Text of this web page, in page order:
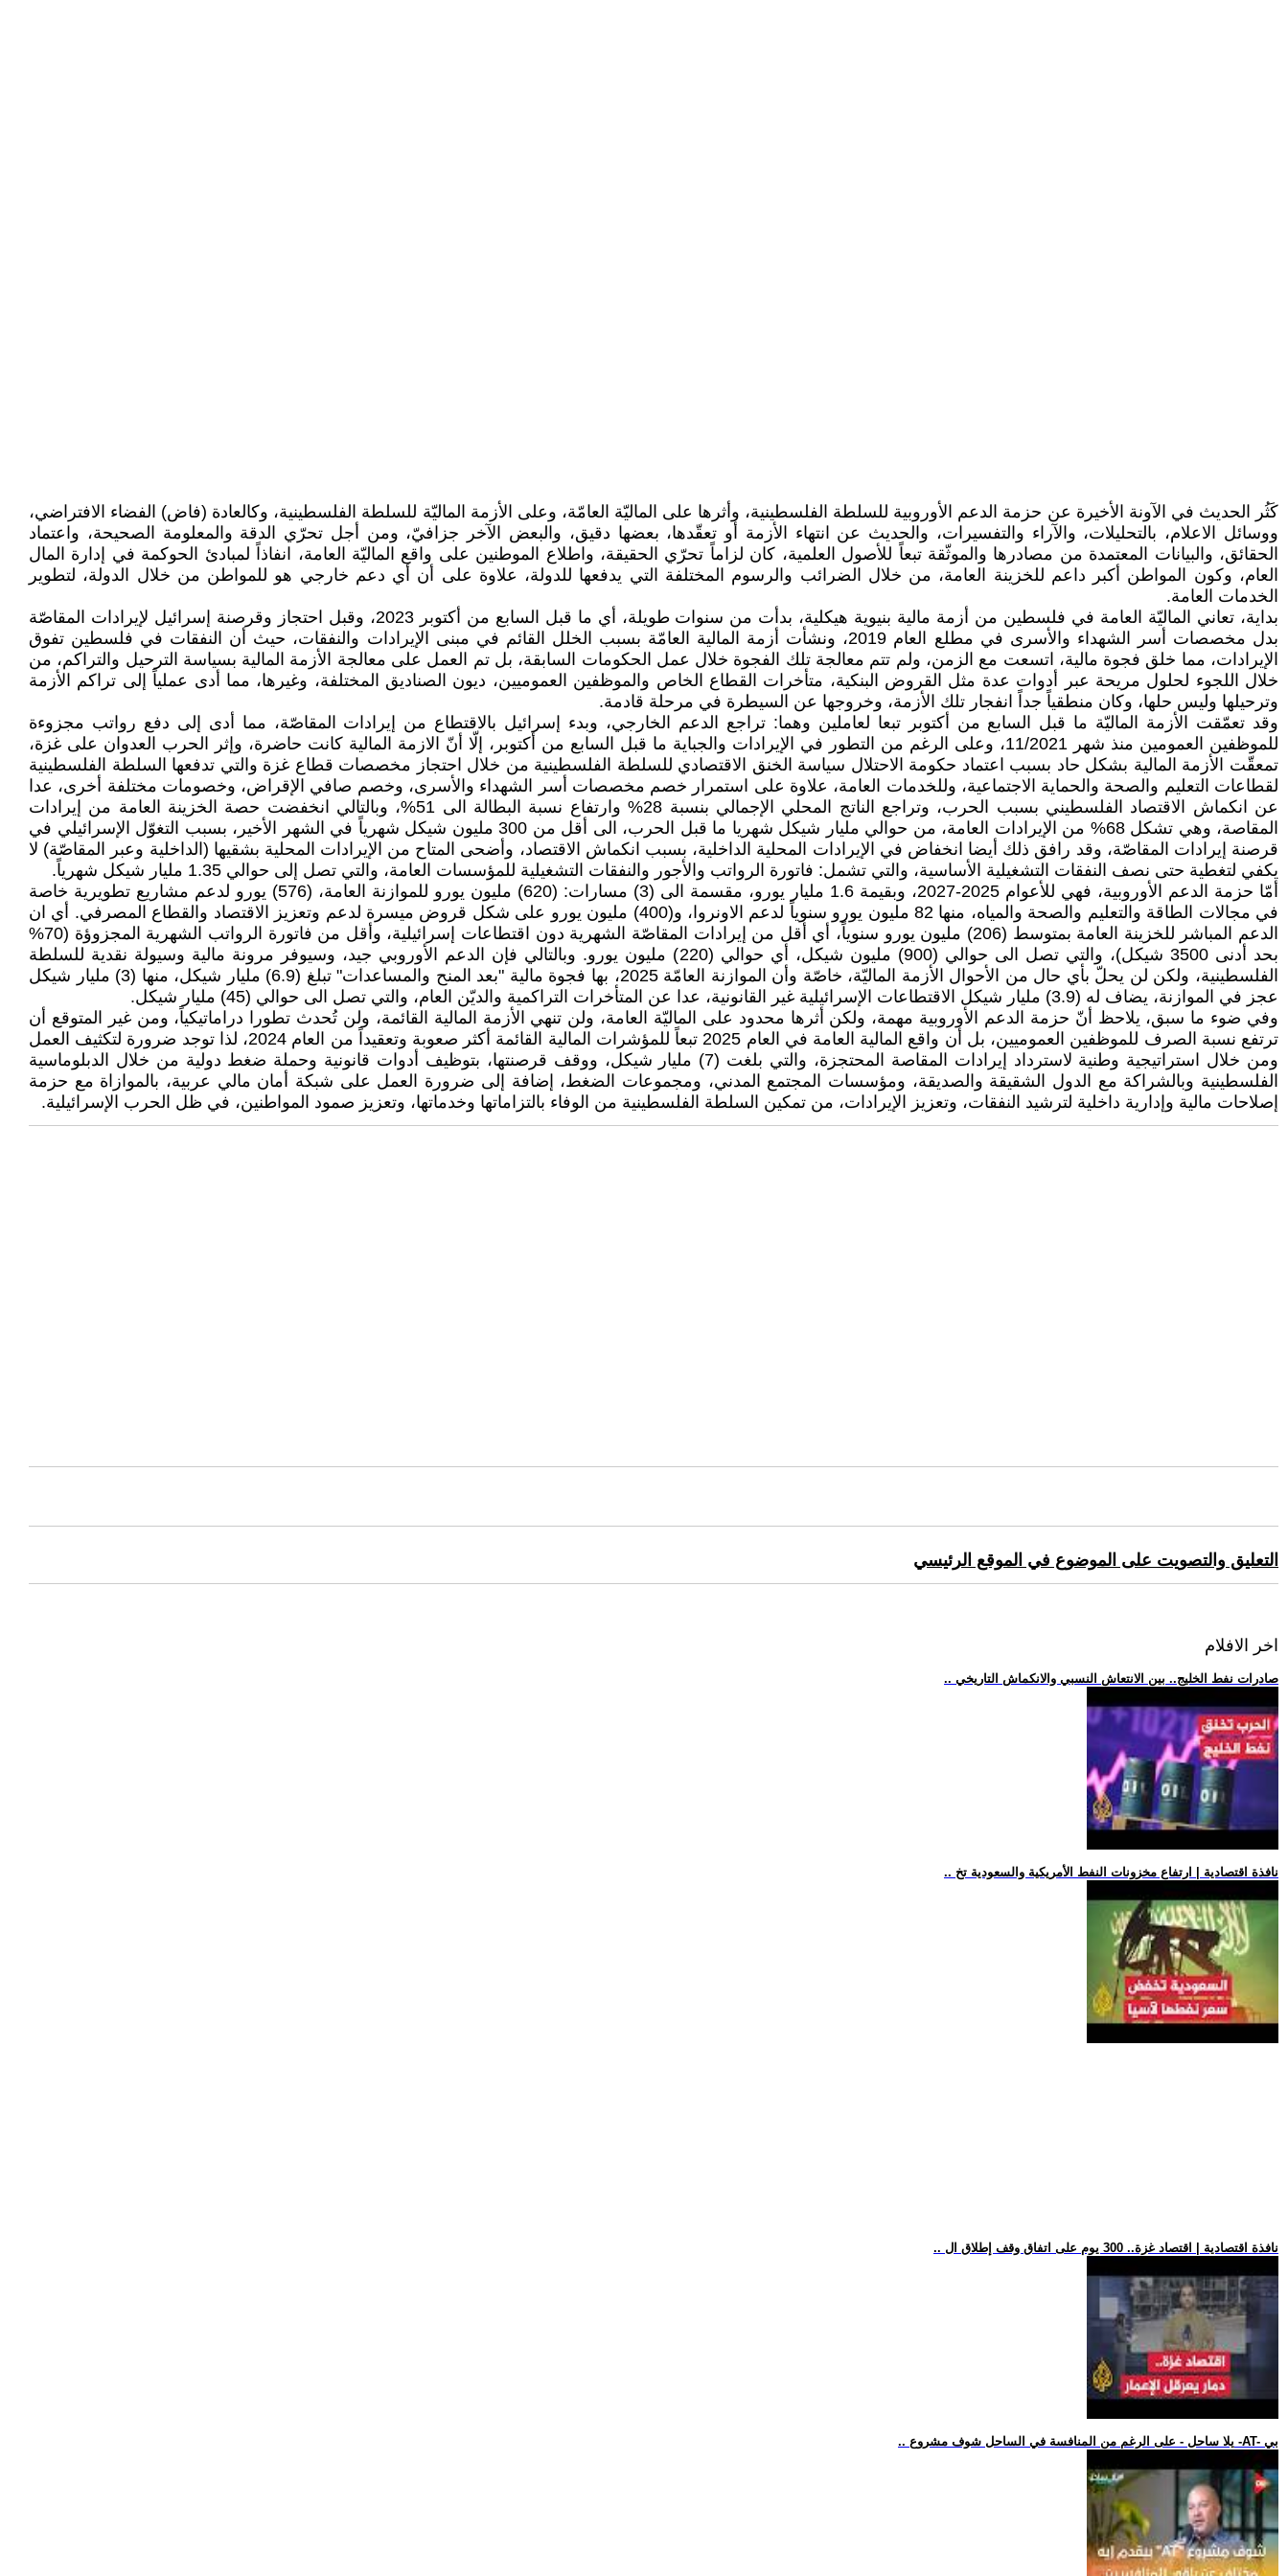
كَثُر الحديث في الآونة الأخيرة عن حزمة الدعم الأوروبية للسلطة الفلسطينية، وأثرها على الماليّة العامّة، وعلى الأزمة الماليّة للسلطة الفلسطينية، وكالعادة (فاض) الفضاء الافتراضي،
ووسائل الاعلام، بالتحليلات، والآراء والتفسيرات، والحديث عن انتهاء الأزمة أو تعقّدها، بعضها دقيق، والبعض الآخر جزافيّ، ومن أجل تحرّي الدقة والمعلومة الصحيحة، واعتماد
الحقائق، والبيانات المعتمدة من مصادرها والموثّقة تبعاً للأصول العلمية، كان لزاماً تحرّي الحقيقة، واطلاع الموطنين على واقع الماليّة العامة، انفاذاً لمبادئ الحوكمة في إدارة المال
العام، وكون المواطن أكبر داعم للخزينة العامة، من خلال الضرائب والرسوم المختلفة التي يدفعها للدولة، علاوة على أن أي دعم خارجي هو للمواطن من خلال الدولة، لتطوير
الخدمات العامة.
بداية، تعاني الماليّة العامة في فلسطين من أزمة مالية بنيوية هيكلية، بدأت من سنوات طويلة، أي ما قبل السابع من أكتوبر 2023، وقبل احتجاز وقرصنة إسرائيل لإيرادات المقاصّة
بدل مخصصات أسر الشهداء والأسرى في مطلع العام 2019، ونشأت أزمة المالية العامّة بسبب الخلل القائم في مبنى الإيرادات والنفقات، حيث أن النفقات في فلسطين تفوق
الإيرادات، مما خلق فجوة مالية، اتسعت مع الزمن، ولم تتم معالجة تلك الفجوة خلال عمل الحكومات السابقة، بل تم العمل على معالجة الأزمة المالية بسياسة الترحيل والتراكم، من
خلال اللجوء لحلول مريحة عبر أدوات عدة مثل القروض البنكية، متأخرات القطاع الخاص والموظفين العموميين، ديون الصناديق المختلفة، وغيرها، مما أدى عملياً إلى تراكم الأزمة
وترحيلها وليس حلها، وكان منطقياً جداً انفجار تلك الأزمة، وخروجها عن السيطرة في مرحلة قادمة.
وقد تعمّقت الأزمة الماليّة ما قبل السابع من أكتوبر تبعا لعاملين وهما: تراجع الدعم الخارجي، وبدء إسرائيل بالاقتطاع من إيرادات المقاصّة، مما أدى إلى دفع رواتب مجزوءة
للموظفين العمومين منذ شهر 11/2021، وعلى الرغم من التطور في الإيرادات والجباية ما قبل السابع من أكتوبر، إلّا أنّ الازمة المالية كانت حاضرة، وإثر الحرب العدوان على غزة،
تمعقّت الأزمة المالية بشكل حاد بسبب اعتماد حكومة الاحتلال سياسة الخنق الاقتصادي للسلطة الفلسطينية من خلال احتجاز مخصصات قطاع غزة والتي تدفعها السلطة الفلسطينية
لقطاعات التعليم والصحة والحماية الاجتماعية، وللخدمات العامة، علاوة على استمرار خصم مخصصات أسر الشهداء والأسرى، وخصم صافي الإقراض، وخصومات مختلفة أخرى، عدا
عن انكماش الاقتصاد الفلسطيني بسبب الحرب، وتراجع الناتج المحلي الإجمالي بنسبة 28% وارتفاع نسبة البطالة الى 51%، وبالتالي انخفضت حصة الخزينة العامة من إيرادات
المقاصة، وهي تشكل 68% من الإيرادات العامة، من حوالي مليار شيكل شهريا ما قبل الحرب، الى أقل من 300 مليون شيكل شهرياً في الشهر الأخير، بسبب التغوّل الإسرائيلي في
قرصنة إيرادات المقاصّة، وقد رافق ذلك أيضا انخفاض في الإيرادات المحلية الداخلية، بسبب انكماش الاقتصاد، وأضحى المتاح من الإيرادات المحلية بشقيها (الداخلية وعبر المقاصّة) لا
يكفي لتغطية حتى نصف النفقات التشغيلية الأساسية، والتي تشمل: فاتورة الرواتب والأجور والنفقات التشغيلية للمؤسسات العامة، والتي تصل إلى حوالي 1.35 مليار شيكل شهرياً.
أمّا حزمة الدعم الأوروبية، فهي للأعوام 2025-2027، وبقيمة 1.6 مليار يورو، مقسمة الى (3) مسارات: (620) مليون يورو للموازنة العامة، (576) يورو لدعم مشاريع تطويرية خاصة
في مجالات الطاقة والتعليم والصحة والمياه، منها 82 مليون يورو سنوياً لدعم الاونروا، و(400) مليون يورو على شكل قروض ميسرة لدعم وتعزيز الاقتصاد والقطاع المصرفي. أي ان
الدعم المباشر للخزينة العامة بمتوسط (206) مليون يورو سنوياً، أي أقل من إيرادات المقاصّة الشهرية دون اقتطاعات إسرائيلية، وأقل من فاتورة الرواتب الشهرية المجزوؤة (70%
بحد أدنى 3500 شيكل)، والتي تصل الى حوالي (900) مليون شيكل، أي حوالي (220) مليون يورو. وبالتالي فإن الدعم الأوروبي جيد، وسيوفر مرونة مالية وسيولة نقدية للسلطة
الفلسطينية، ولكن لن يحلّ بأي حال من الأحوال الأزمة الماليّة، خاصّة وأن الموازنة العامّة 2025، بها فجوة مالية "بعد المنح والمساعدات" تبلغ (6.9) مليار شيكل، منها (3) مليار شيكل
عجز في الموازنة، يضاف له (3.9) مليار شيكل الاقتطاعات الإسرائيلية غير القانونية، عدا عن المتأخرات التراكمية والديّن العام، والتي تصل الى حوالي (45) مليار شيكل.
وفي ضوء ما سبق، يلاحظ أنّ حزمة الدعم الأوروبية مهمة، ولكن أثرها محدود على الماليّة العامة، ولن تنهي الأزمة المالية القائمة، ولن تُحدث تطورا دراماتيكياً، ومن غير المتوقع أن
ترتفع نسبة الصرف للموظفين العموميين، بل أن واقع المالية العامة في العام 2025 تبعاً للمؤشرات المالية القائمة أكثر صعوبة وتعقيداً من العام 2024، لذا توجد ضرورة لتكثيف العمل
ومن خلال استراتيجية وطنية لاسترداد إيرادات المقاصة المحتجزة، والتي بلغت (7) مليار شيكل، ووقف قرصنتها، بتوظيف أدوات قانونية وحملة ضغط دولية من خلال الدبلوماسية
الفلسطينية وبالشراكة مع الدول الشقيقة والصديقة، ومؤسسات المجتمع المدني، ومجموعات الضغط، إضافة إلى ضرورة العمل على شبكة أمان مالي عربية، بالموازاة مع حزمة
إصلاحات مالية وإدارية داخلية لترشيد النفقات، وتعزيز الإيرادات، من تمكين السلطة الفلسطينية من الوفاء بالتزاماتها وخدماتها، وتعزيز صمود المواطنين، في ظل الحرب الإسرائيلية.
التعليق والتصويت على الموضوع في الموقع الرئيسي
اخر الافلام
.. صادرات نفط الخليج.. بين الانتعاش النسبي والانكماش التاريخي
.. نافذة اقتصادية | ارتفاع مخزونات النفط الأمريكية والسعودية تخ
.. نافذة اقتصادية | اقتصاد غزة.. 300 يوم على اتفاق وقف إطلاق ال
.. يلا ساحل - على الرغم من المنافسة في الساحل شوف مشروع -AT- بي